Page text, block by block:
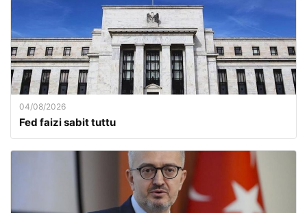
04/08/2026
Fed faizi sabit tuttu